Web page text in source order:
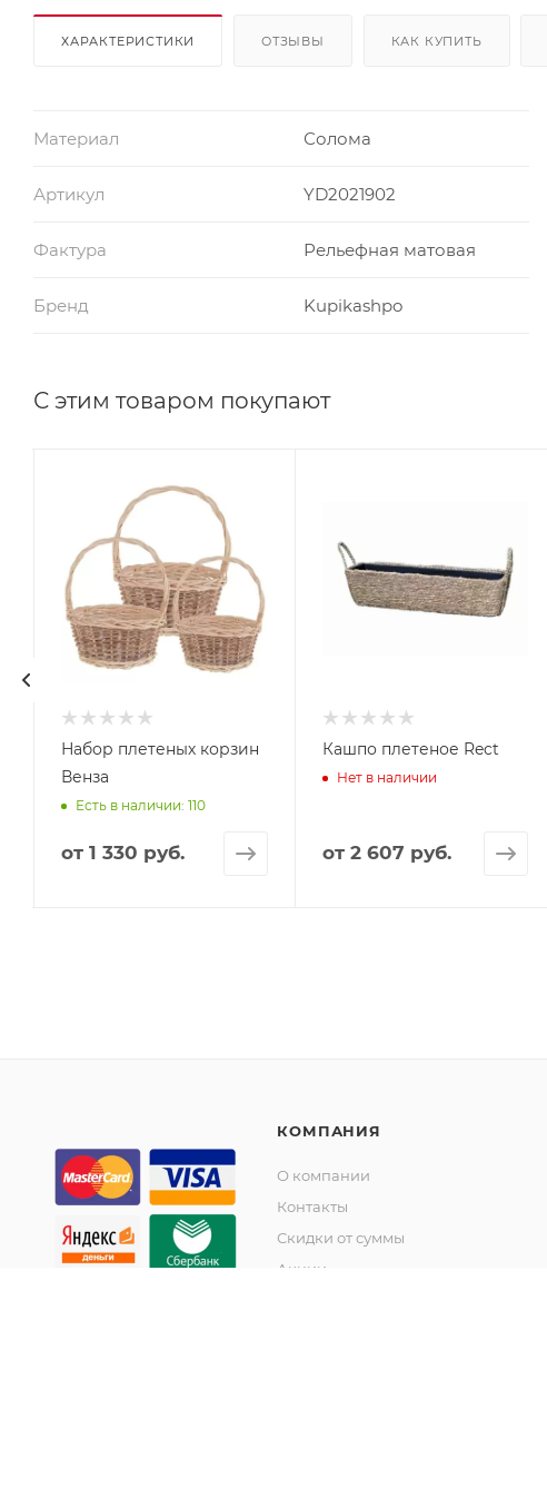
ХАРАКТЕРИСТИКИ ОТЗЫВЫ КАК КУПИТЬ
Материал Солома
Артикул YD2021902
Фактура Рельефная матовая
Бренд Kupikashpo
С этим товаром покупают
Набор плетеных корзин
Венза
Есть в наличии: 110
от 1 330 руб.
Кашпо плетеное Rect
Нет в наличии
от 2 607 руб.
КОМПАНИЯ
О компании
Контакты
Скидки от суммы
Акции